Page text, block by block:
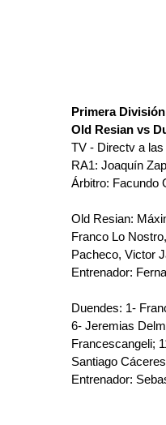
Primera
Old Resian vs
TV - Directv a las
RA1: Joaquín
Árbitro: Facundo
Old Resian:
Franco Lo
Pacheco, Victor
Entrenador:
Duendes: 1-
6- Jeremias
Francescangeli;
Santiago
Entrenador: